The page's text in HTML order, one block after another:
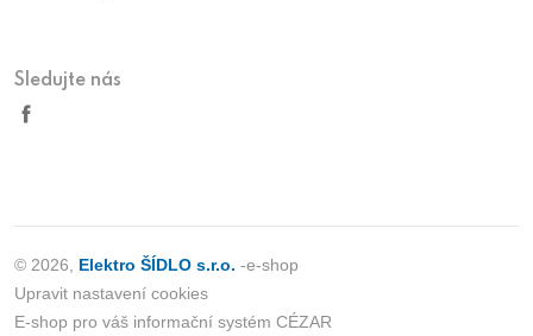
Sledujte nás
© 2026, Elektro ŠÍDLO s.r.o. -e-shop
Upravit nastavení cookies
E-shop pro váš informační systém CÉZAR